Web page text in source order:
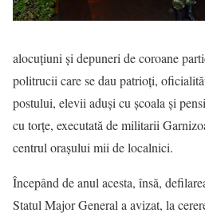
alocuţiuni şi depuneri de coroane
politrucii care se dau patrioţi,
postului, elevii aduşi cu şcoala şi
cu torţe, executată de militarii
centrul oraşului mii de localnici.
Începând de anul acesta, însă,
Statul Major General a avizat, la